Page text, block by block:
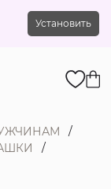
Установить